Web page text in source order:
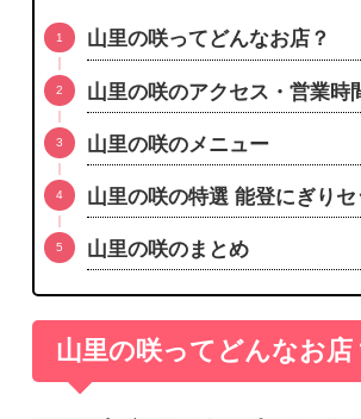
山里の咲ってどんなお店？
山里の咲のアクセス・営業時
山里の咲のメニュー
山里の咲の特選 能登にぎり
山里の咲のまとめ
山里の咲ってどんなお店